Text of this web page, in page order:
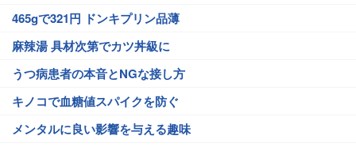
465gで321円 ドンキプリン品薄
麻辣湯 具材次第でカツ丼級に
うつ病患者の本音とNGな接し方
キノコで血糖値スパイクを防ぐ
メンタルに良い影響を与える趣味